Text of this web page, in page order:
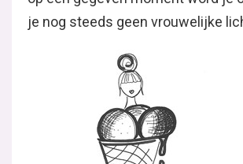
je nog steeds geen vrouwelijke